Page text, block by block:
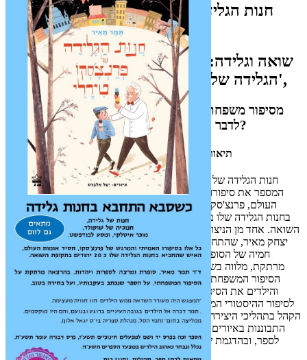
חנות הגלידה של פרנצ'סקו
טירלי
שואה וגלידה: על הספר 'חנות
הגלידה של פרנצ'סקו טירלי',
מסיפור משפחתי לספר ילדים, וכיצד
לדבר עם ילדים על השואה?
תיאור הפעילות במספר שורות
חנות הגלידה של פרנצ'סקו טירלי הוא ספר
המספר את סיפורו האמיתי של חסיד אומות
העולם, פרנצ'סקו טירלי, איטלקי שהחביא
בחנות הגלידה שלו בבודשפט יהודים בתקופת
השואה. אחד מן הניצולים בזכותו של טירלי הוא
יצחק מאיר, שהתחבא בחנות עם הוריו, והוא
חמיה של הסופרת, תמר מאיר. בהרצאה
מרתקת, מלווה בשקופיות, מספרת תמר את
הסיפור המשפחתי, וחושפת בפני המבוגרים
והילדים את הסיפור שמאחורי הספר. נוסף
לסיפור ההיסטורי המדהים, המפגש משתף את
הקהל בתהליכי היצירה וכתיבת הספר, בדגש על
התבוננות באיורים הנפלאים של יעל אלברט
לספר, ובהדגמת שיתוף הפעולה שבין סופר
למאייר.